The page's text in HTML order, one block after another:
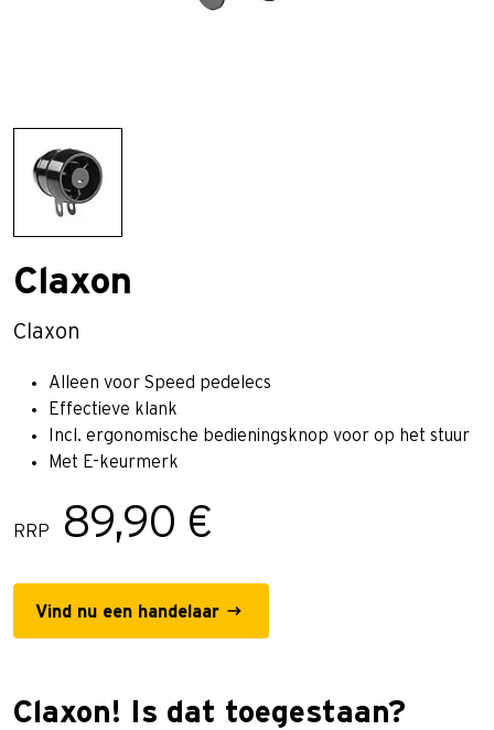
Claxon
Claxon
Alleen voor Speed pedelecs
Effectieve klank
Incl. ergonomische bedieningsknop voor op het stuur
Met E-keurmerk
RRP 89,90 €
Vind nu een handelaar
Claxon! Is dat toegestaan?